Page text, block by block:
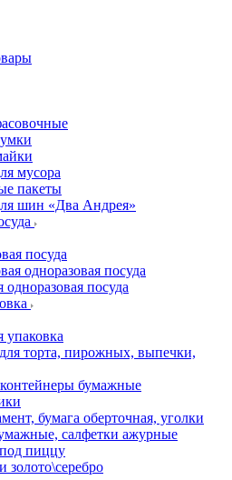
мусора
пакеты
шин «Два Андрея»
посуда
одноразовая посуда
посуда
упаковка
торта, пирожных, выпечки,
бумажные
бумага оберточная, уголки
салфетки ажурные
пиццу
золото\серебро